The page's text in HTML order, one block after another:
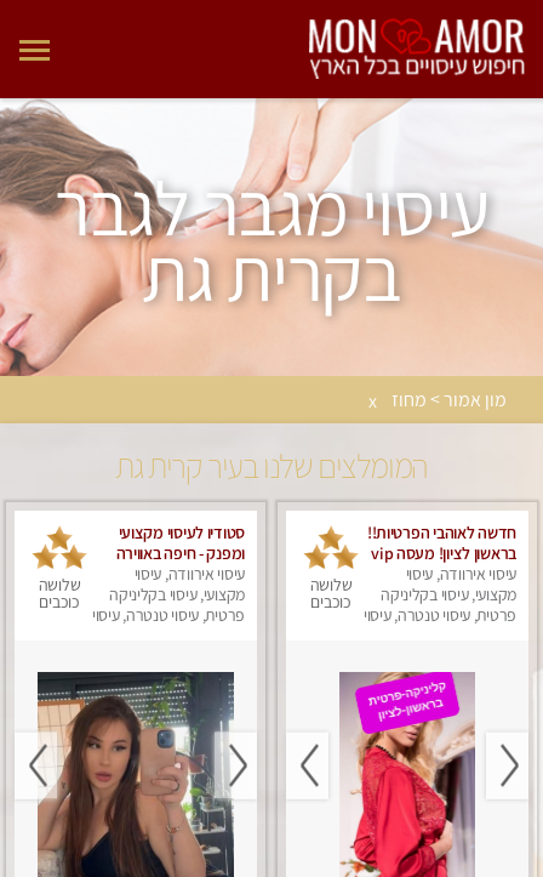
עיסוי מגבר לגבר
בקרית גת
מון אמור > מחוז x
המומלצים שלנו בעיר קרית גת
חדשה לאוהבי הפרטיות!!
בראשון לציון! מעסה vip
מפנקת בקליניקה פרטית
לחלוטין!!! לבד! לרציניים
בלבד! מומלץ!
עיסוי אירוודה, עיסוי
מקצועי, עיסוי בקליניקה
פרטית, עיסוי טנטרה, עיסוי
שלושה
כוכבים
סטודיו לעיסוי מקצועי
ומפנק - חיפה באווירה
נעימה ושקטה
עיסוי אירוודה, עיסוי
מקצועי, עיסוי בקליניקה
פרטית, עיסוי טנטרה, עיסוי
שלושה
כוכבים